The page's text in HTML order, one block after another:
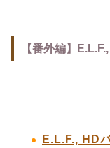
【番外編】
E.L.F., HD